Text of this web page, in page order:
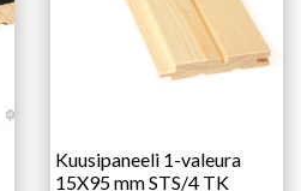
Kuusipaneeli 1-valeura
15X95 mm STS/4 TK